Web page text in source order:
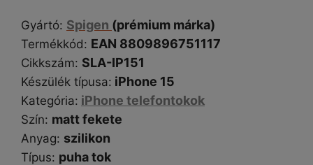
Gyártó: Spigen (prémium márka)
Termékkód: EAN 8809896751117
Cikkszám: SLA-IP151
Készülék típusa: iPhone 15
Kategória: iPhone telefontokok
Szín: matt fekete
Anyag: szilikon
Típus: puha tok